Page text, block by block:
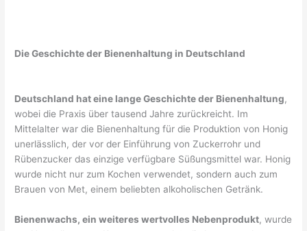
Die Geschichte der Bienenhaltung in Deutschland
Deutschland hat eine lange Geschichte der Bienenhaltung,
wobei die Praxis über tausend Jahre zurückreicht. Im
Mittelalter war die Bienenhaltung für die Produktion von Honig
unerlässlich, der vor der Einführung von Zuckerrohr und
Rübenzucker das einzige verfügbare Süßungsmittel war. Honig
wurde nicht nur zum Kochen verwendet, sondern auch zum
Brauen von Met, einem beliebten alkoholischen Getränk.
Bienenwachs, ein weiteres wertvolles Nebenprodukt, wurde